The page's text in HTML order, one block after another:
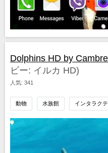
Dolphins HD by
ビー: イルカ HD)
人気: 341
動物 水族館 インタラク